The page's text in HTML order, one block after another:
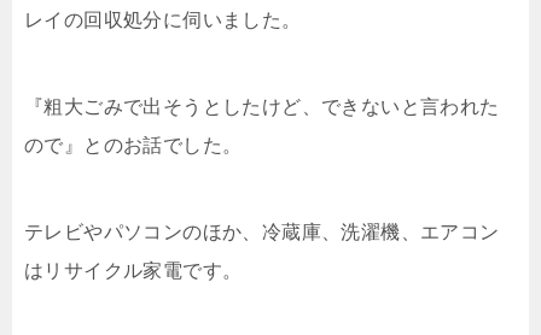
レイの回収処分に伺いました。
『粗大ごみで出そうとしたけど、できないと言われた
ので』とのお話でした。
テレビやパソコンのほか、冷蔵庫、洗濯機、エアコン
はリサイクル家電です。